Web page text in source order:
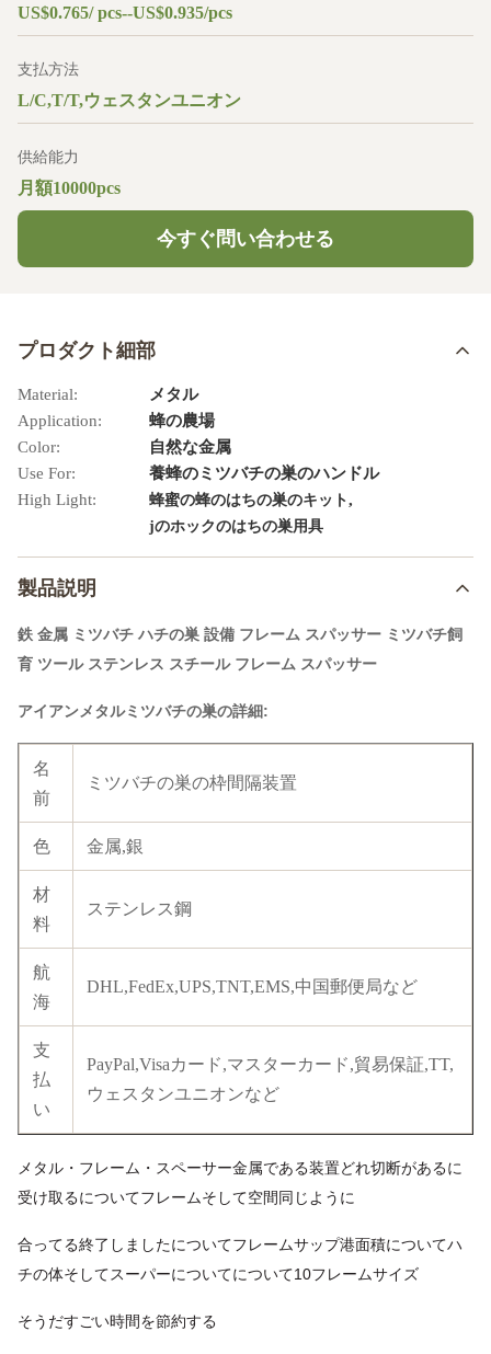
US$0.765/ pcs--US$0.935/pcs
支払方法
L/C,T/T,ウェスタンユニオン
供給能力
月額10000pcs
今すぐ問い合わせる
プロダクト細部
Material:
メタル
Application:
蜂の農場
Color:
自然な金属
Use For:
養蜂のミツバチの巣のハンドル
High Light:
蜂蜜の蜂のはちの巣のキット,
jのホックのはちの巣用具
製品説明
鉄 金属 ミツバチ ハチの巣 設備 フレーム スパッサー ミツバチ飼
育 ツール ステンレス スチール フレーム スパッサー
アイアンメタルミツバチの巣の詳細:
名
前
ミツバチの巣の枠間隔装置
色 金属,銀
材
料
ステンレス鋼
航
海
DHL,FedEx,UPS,TNT,EMS,中国郵便局など
支
払
い
PayPal,Visaカード,マスターカード,貿易保証,TT,
ウェスタンユニオンなど
メタル・フレーム・スペーサー金属である装置どれ切断があるに
受け取るについてフレームそして空間同じように
合ってる終了しましたについてフレームサップ港面積についてハ
チの体そしてスーパーについてについて10フレームサイズ
そうだすごい時間を節約する